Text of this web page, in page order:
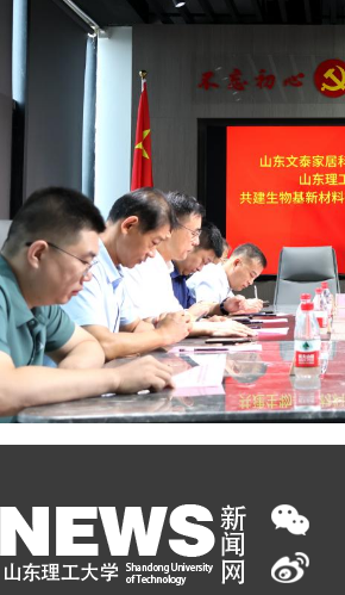
我校与文泰家居共建生物基新材